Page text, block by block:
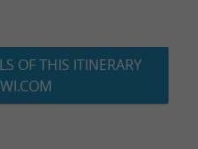
OF THIS ITINERARY